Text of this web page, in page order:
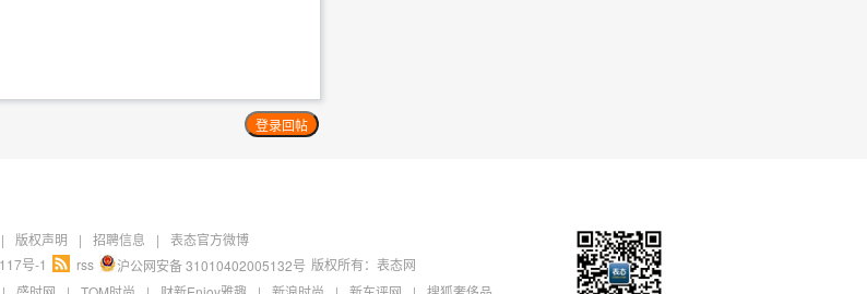
| 版权声明 | 招聘信息 |
表态官方微博
版权所有：表态网
号-1 rss
沪公网安备 31010402005132号